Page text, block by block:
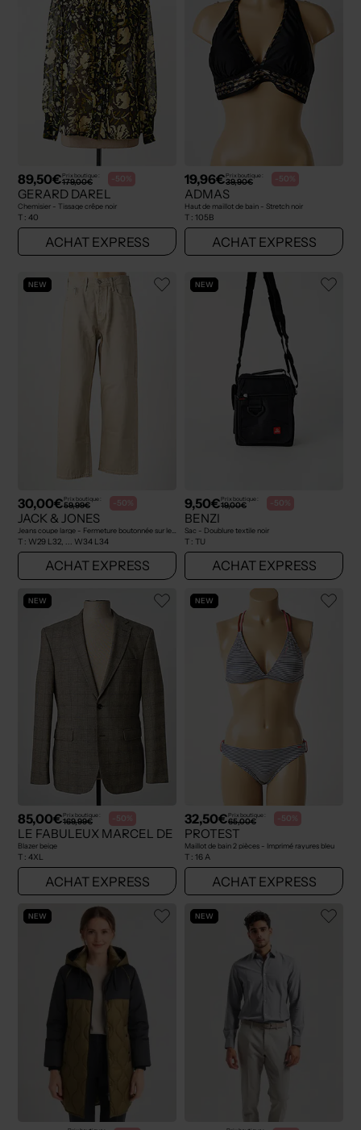
89,50€Prix boutique :
179,00€ -50%
GERARD DAREL
Chemisier - Tissage crêpe noir
T : 40
ACHAT EXPRESS
19,96€Prix boutique :
39,90€ -50%
ADMAS
Haut de maillot de bain - Stretch noir
T : 105B
ACHAT EXPRESS
NEW
30,00€Prix boutique :
59,99€ -50%
JACK & JONES
T : W29 L32, ... W34 L34
ACHAT EXPRESS
NEW
9,50€Prix boutique :
19,00€ -50%
BENZI
Sac - Doublure textile noir
T : TU
ACHAT EXPRESS
NEW
85,00€Prix boutique :
169,99€ -50%
LE FABULEUX MARCEL DE BRUXELLES
Blazer beige
T : 4XL
ACHAT EXPRESS
NEW
32,50€Prix boutique :
65,00€ -50%
PROTEST
Maillot de bain 2 pièces - Imprimé rayures bleu
T : 16 A
ACHAT EXPRESS
NEW NEW